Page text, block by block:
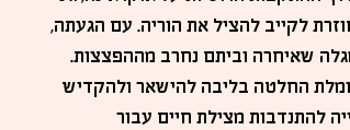
חוזרת לקייב להציל את הוריה. עם הגעתה,
שאיחרה וביתם נחרב מההפצצות.
החלטה בליבה להישאר ולהקדיש
להתנדבות מצילת חיים עבור